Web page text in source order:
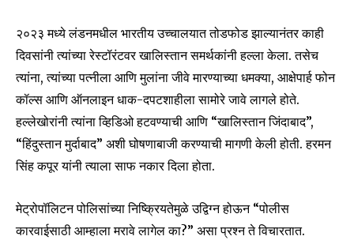
२०२३ मध्ये लंडनमधील भारतीय उच्चालयात तोडफोड झाल्यानंतर काही
दिवसांनी त्यांच्या रेस्टॉरंटवर खालिस्तान समर्थकांनी हल्ला केला. तसेच
त्यांना, त्यांच्या पत्नीला आणि मुलांना जीवे मारण्याच्या धमक्या, आक्षेपार्ह फोन
कॉल्स आणि ऑनलाइन धाक-दपटशाहीला सामोरे जावे लागले होते.
हल्लेखोरांनी त्यांना व्हिडिओ हटवण्याची आणि “खालिस्तान जिंदाबाद”,
“हिंदुस्तान मुर्दाबाद” अशी घोषणाबाजी करण्याची मागणी केली होती. हरमन
सिंह कपूर यांनी त्याला साफ नकार दिला होता.
मेट्रोपॉलिटन पोलिसांच्या निष्क्रियतेमुळे उद्विग्न होऊन “पोलीस
कारवाईसाठी आम्हाला मरावे लागेल का?” असा प्रश्न ते विचारतात.